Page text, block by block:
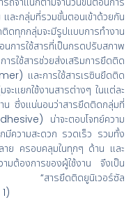
ละกลุ่มที่รวมขั้นตอนเข้าด้วยกัน
ทุกกลุ่มจะมีรูปแบบการทำงาน
การใช้สารที่เป็นกรดปรับสภาพ
ารช่วยส่งเสริมการยึดติด
และการใช้สารเรซินยึดติด
แยกใช้งานสารต่างๆ ในแต่ละ
น ซึ่งแน่นอนว่าสารยึดติดกลุ่มที่
น่าจะตอบโจทย์ความ
ความสะดวก รวดเร็ว รวมทั้ง
าย ครอบคลุมในทุกๆ ด้าน และ
มต้องการของผู้ใช้งาน จึงเป็น
า “สารยึดติดยูนิเวอร์ซัล